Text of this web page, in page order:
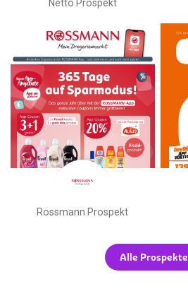
Netto Prospekt
Rossmann Prospekt
Alle Prospekte